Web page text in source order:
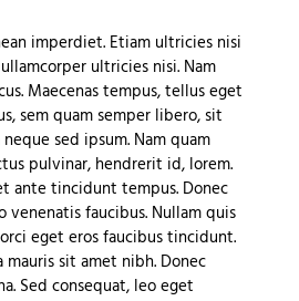
imperdiet. Etiam ultricies nisi
ultricies nisi. Nam
Maecenas tempus, tellus eget
sem quam semper libero, sit
sed ipsum. Nam quam
pulvinar, hendrerit id, lorem.
ante tincidunt tempus. Donec
faucibus. Nullam quis
eget eros faucibus tincidunt.
mauris sit amet nibh. Donec
Sed consequat, leo eget